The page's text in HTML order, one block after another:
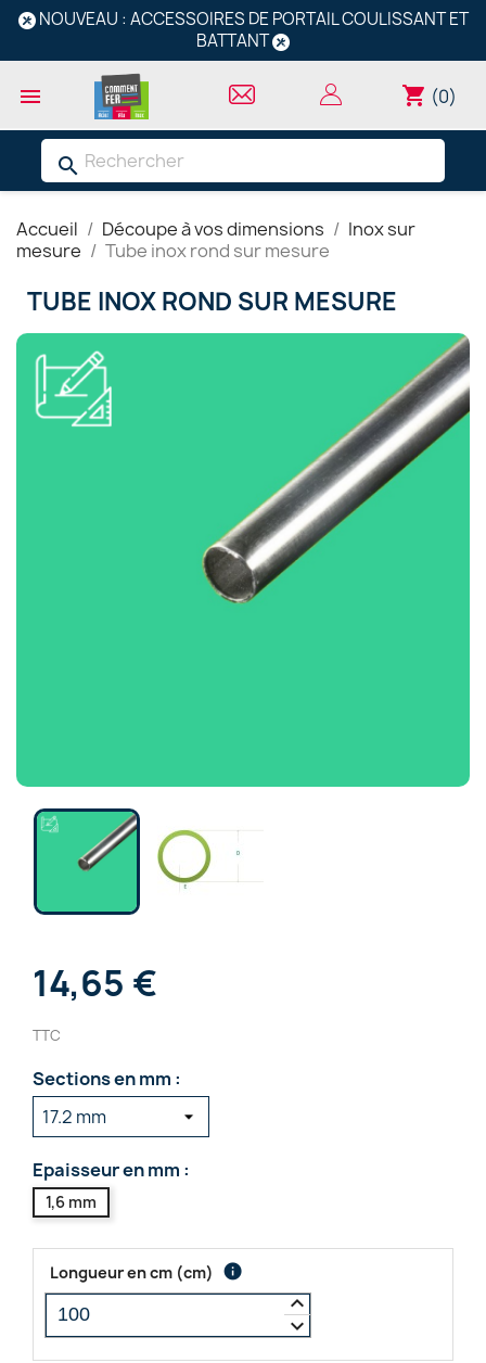
NOUVEAU : ACCESSOIRES DE PORTAIL COULISSANT ET
BATTANT
 shopping_cart (0)
search
Accueil Découpe à vos dimensions
Inox sur
mesure
Tube inox rond sur mesure
TUBE INOX ROND SUR MESURE
14,65 €
TTC
Sections en mm :
Epaisseur en mm :
1,6 mm
Longueur en cm (cm) info
keyboard_arrow_up
keyboard_arrow_down